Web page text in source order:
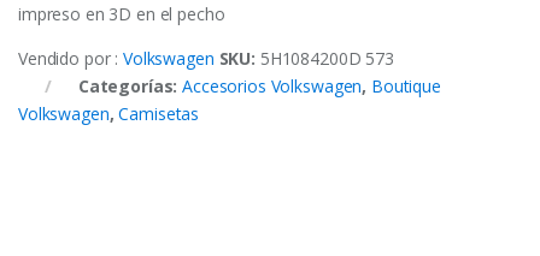
impreso en 3D en el pecho
Vendido por :Volkswagen SKU: 5H1084200D 573
Categorías:Accesorios Volkswagen, Boutique
Volkswagen,Camisetas